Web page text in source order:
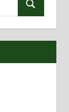
Search